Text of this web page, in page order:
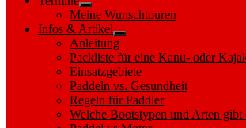
Show
sub
menu
Meine Wunschtouren
Infos & Artikel
Show
sub
menu
Anleitung
Packliste für eine Kanu- oder
Einsatzgebiete
Paddeln vs. Gesundheit
Regeln für Paddler
Welche Bootstypen und Arten gibt